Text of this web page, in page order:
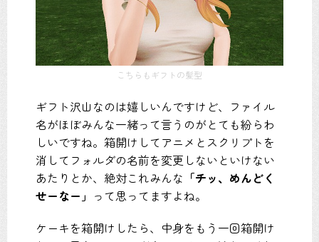
こちらもギフトの髪型
ギフト沢山なのは嬉しいんですけど、ファイル
名がほぼみんな一緒って言うのがとても紛らわ
しいですね。箱開けしてアニメとスクリプトを
消してフォルダの名前を変更しないといけない
あたりとか、絶対これみんな 「チッ、めんどく
せーなー」 って思ってますよね。
ケーキを箱開けしたら、中身をもう一回箱開け